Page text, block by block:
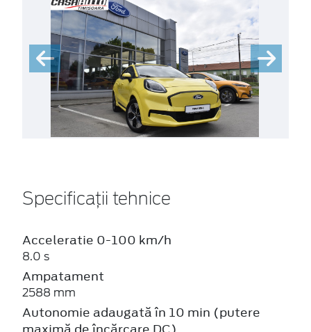
Specificații tehnice
Acceleratie 0-100 km/h
8.0 s
Ampatament
2588 mm
Autonomie adaugată în 10 min (putere